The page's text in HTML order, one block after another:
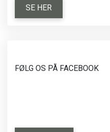
SE HER
FØLG OS PÅ FACEBOOK